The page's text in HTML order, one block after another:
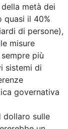
metà dei
quasi il 40%
di persone),
misure
più
sistemi di
governativa
dollaro sulle